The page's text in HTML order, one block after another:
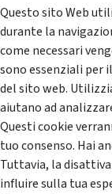
Questo sito Web
durante la
come necessari
sono essenziali per
del sito web.
aiutano ad
Questi cookie
tuo consenso. Hai
Tuttavia, la
influire sulla tua